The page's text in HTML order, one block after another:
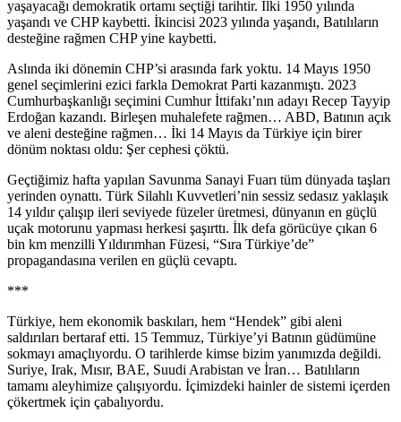
yaşayacağı demokratik ortamı seçtiği tarihtir. İlki 1950 yılında
yaşandı ve CHP kaybetti. İkincisi 2023 yılında yaşandı, Batılıların
desteğine rağmen CHP yine kaybetti.
Aslında iki dönemin CHP’si arasında fark yoktu. 14 Mayıs 1950
genel seçimlerini ezici farkla Demokrat Parti kazanmıştı. 2023
Cumhurbaşkanlığı seçimini Cumhur İttifakı’nın adayı Recep Tayyip
Erdoğan kazandı. Birleşen muhalefete rağmen… ABD, Batının açık
ve aleni desteğine rağmen… İki 14 Mayıs da Türkiye için birer
dönüm noktası oldu: Şer cephesi çöktü.
Geçtiğimiz hafta yapılan Savunma Sanayi Fuarı tüm dünyada taşları
yerinden oynattı. Türk Silahlı Kuvvetleri’nin sessiz sedasız yaklaşık
14 yıldır çalışıp ileri seviyede füzeler üretmesi, dünyanın en güçlü
uçak motorunu yapması herkesi şaşırttı. İlk defa görücüye çıkan 6
bin km menzilli Yıldırımhan Füzesi, “Sıra Türkiye’de”
propagandasına verilen en güçlü cevaptı.
***
Türkiye, hem ekonomik baskıları, hem “Hendek” gibi aleni
saldırıları bertaraf etti. 15 Temmuz, Türkiye’yi Batının güdümüne
sokmayı amaçlıyordu. O tarihlerde kimse bizim yanımızda değildi.
Suriye, Irak, Mısır, BAE, Suudi Arabistan ve İran… Batılıların
tamamı aleyhimize çalışıyordu. İçimizdeki hainler de sistemi içerden
çökertmek için çabalıyordu.